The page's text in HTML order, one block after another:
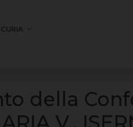
della